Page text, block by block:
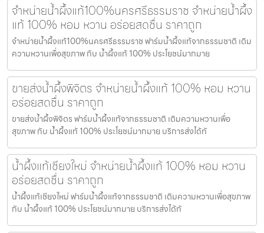
จำหน่ายน้ำผึ้งแท้100%นครศรีธรรมราช จำหน่ายน้ำผึ้ง
แท้ 100% หอม หวาน อร่อยสดชื่น ราคาถูก
จำหน่ายน้ำผึ้งแท้100%นครศรีธรรมราช ฟาร์มน้ำผึ้งแท้จากธรรมชาติ เติม
ความหวานเพื่อสุขภาพ กับ น้ำผึ้งแท้ 100% ประโยชน์มากมาย
ขายส่งน้ำผึ้งพิจิตร จำหน่ายน้ำผึ้งแท้ 100% หอม หวาน
อร่อยสดชื่น ราคาถูก
ขายส่งน้ำผึ้งพิจิตร ฟาร์มน้ำผึ้งแท้จากธรรมชาติ เติมความหวานเพื่อ
สุขภาพ กับ น้ำผึ้งแท้ 100% ประโยชน์มากมาย บริการส่งได้ทั
น้ำผึ้งแท้เชียงใหม่ จำหน่ายน้ำผึ้งแท้ 100% หอม หวาน
อร่อยสดชื่น ราคาถูก
น้ำผึ้งแท้เชียงใหม่ ฟาร์มน้ำผึ้งแท้จากธรรมชาติ เติมความหวานเพื่อสุขภาพ
กับ น้ำผึ้งแท้ 100% ประโยชน์มากมาย บริการส่งได้ทั